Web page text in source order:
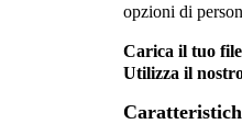
opzioni di
Carica il tuo
Utilizza il